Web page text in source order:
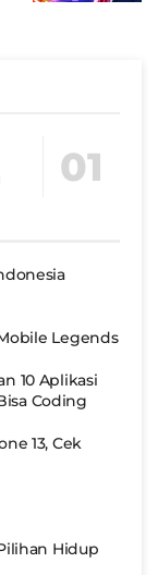
Legends
10 Aplikasi
Coding
13, Cek
Hidup